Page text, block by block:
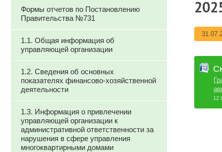
12
Формы отчетов по Постановлению
Правительства №731
1.1. Общая информация об
управляющей организации
1.2. Сведения об основных
показателях финансово-хозяйственной
деятельности
1.3. Информация о привлечении
управляющей организации к
административной ответственности за
нарушения в сфере управления
многоквартирными домами